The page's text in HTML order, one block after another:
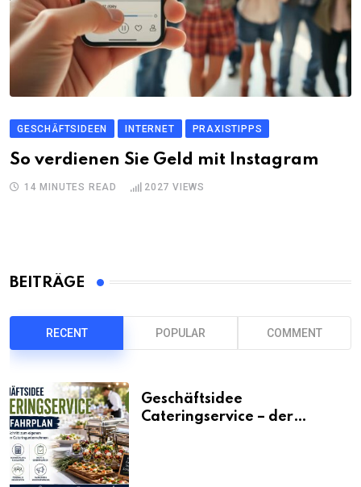
GESCHÄFTSIDEEN INTERNET PRAXISTIPPS
So verdienen Sie Geld mit Instagram
14 MINUTES READ 2027 VIEWS
BEITRÄGE
RECENT POPULAR COMMENT
Geschäftsidee
Cateringservice – der